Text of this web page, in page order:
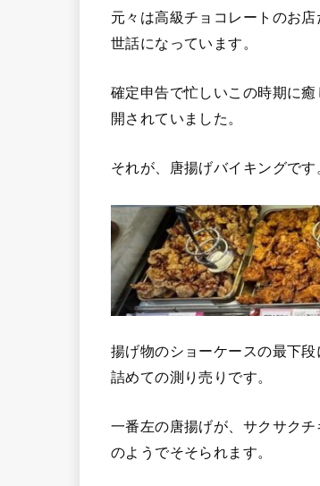
元々は高級チョコレートのお
世話になっています。
確定申告で忙しいこの時期に
開されていました。
それが、唐揚げバイキングです
揚げ物のショーケースの最下
詰めての測り売りです。
一番左の唐揚げが、サクサク
のようでそそられます。